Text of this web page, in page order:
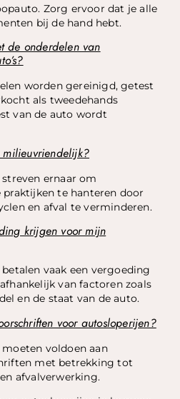
Zorg ervoor dat je alle
bij de hand hebt.
de onderdelen van
worden gereinigd, getest
als tweedehands
van de auto wordt
ernaar om
te hanteren door
en afval te verminderen.
krijgen voor mijn
vaak een vergoeding
van factoren zoals
en de staat van de auto.
voor autosloperijen?
voldoen aan
met betrekking tot
afvalverwerking.